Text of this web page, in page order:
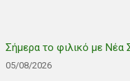
Σήμερα το φιλικό με Νέα
05/08/2026